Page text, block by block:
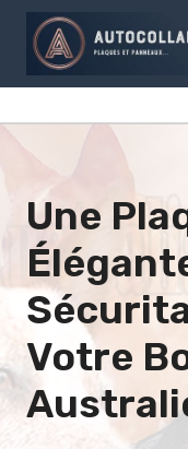
Aller
contenu
Une
Votre